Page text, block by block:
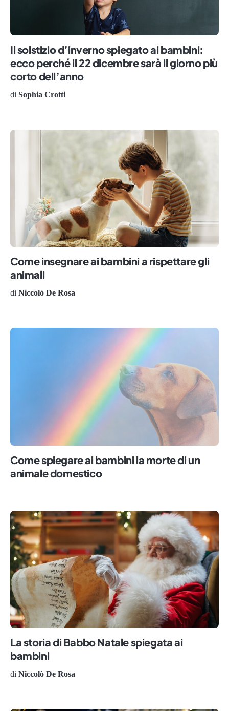
Il solstizio d’inverno spiegato ai bambini:
ecco perché il 22 dicembre sarà il giorno più
corto dell’anno
di Sophia Crotti
Come insegnare ai bambini a rispettare gli
animali
di Niccolò De Rosa
Come spiegare ai bambini la morte di un
animale domestico
La storia di Babbo Natale spiegata ai
bambini
di Niccolò De Rosa